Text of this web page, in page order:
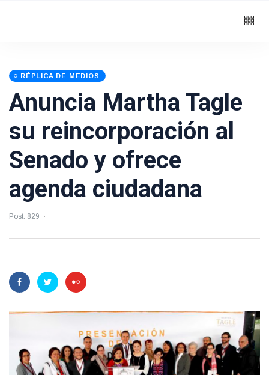
RÉPLICA DE MEDIOS
Anuncia Martha Tagle
su reincorporación al
Senado y ofrece
agenda ciudadana
Post: 829